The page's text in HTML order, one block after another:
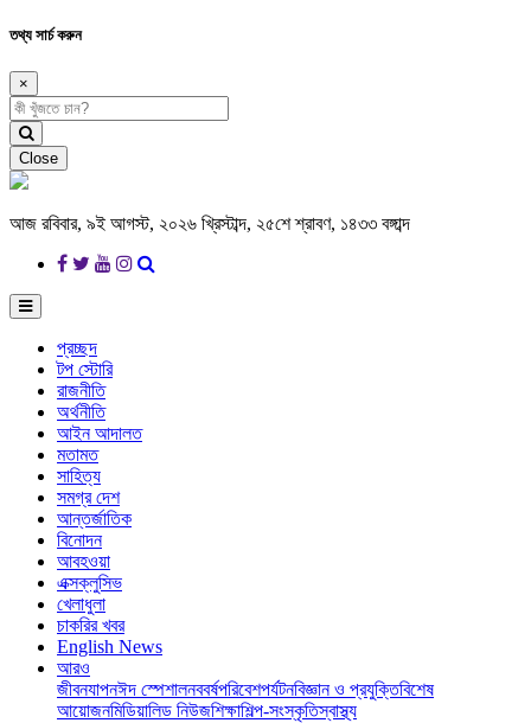
তথ্য সার্চ করুন
×
Close
আজ রবিবার, ৯ই আগস্ট, ২০২৬ খ্রিস্টাব্দ, ২৫শে শ্রাবণ, ১৪৩৩ বঙ্গাব্দ
প্রচ্ছদ
টপ স্টোরি
রাজনীতি
অর্থনীতি
আইন আদালত
মতামত
সাহিত্য
সমগ্র দেশ
আন্তর্জাতিক
বিনোদন
আবহওয়া
এক্সক্লুসিভ
খেলাধুলা
চাকরির খবর
English News
আরও
জীবনযাপনঈদ স্পেশালনববর্ষপরিবেশপর্যটনবিজ্ঞান ও প্রযুক্তিবিশেষ
আয়োজনমিডিয়ালিড নিউজশিক্ষাশিল্প-সংস্কৃতিস্বাস্থ্য